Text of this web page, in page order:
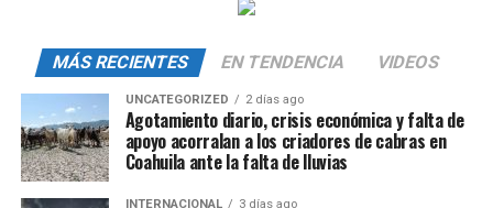
MÁS RECIENTES EN TENDENCIA VIDEOS
UNCATEGORIZED 2 días ago
Agotamiento diario, crisis económica y falta de
apoyo acorralan a los criadores de cabras en
Coahuila ante la falta de lluvias
INTERNACIONAL 3 días ago